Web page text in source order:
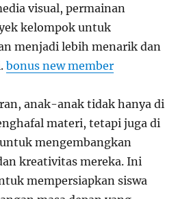
visual, permainan
kelompok untuk
menjadi lebih menarik dan
bonus new member
anak-anak tidak hanya di
materi, tetapi juga di
mengembangkan
kreativitas mereka. Ini
mempersiapkan siswa